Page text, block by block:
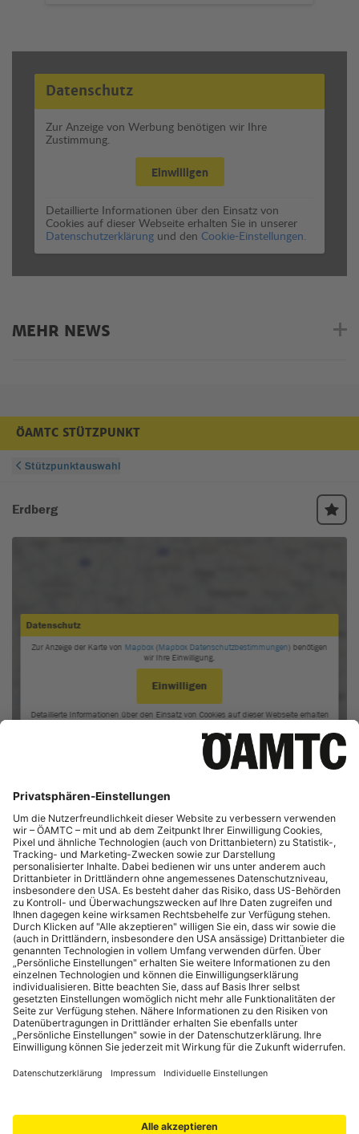
Datenschutz
Zur Anzeige von Werbung benötigen wir Ihre
Zustimmung.
Einwilligen
Detaillierte Informationen über den Einsatz von
Cookies auf dieser Webseite erhalten Sie in unserer
Datenschutzerklärung und den Cookie-Einstellungen.
MEHR NEWS
ÖAMTC STÜTZPUNKT